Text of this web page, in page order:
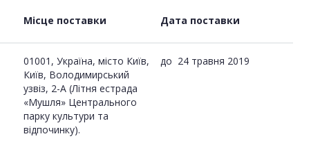
Місце поставки Дата поставки
01001, Україна, місто Київ,
Київ, Володимирський
узвіз, 2-А (Літня естрада
«Мушля» Центрального
парку культури та
відпочинку).
до 24 травня 2019